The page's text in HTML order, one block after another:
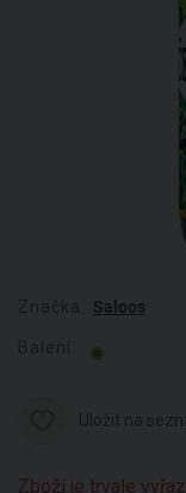
Saloos
Zboží je trvale